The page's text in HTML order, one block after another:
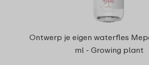
Ontwerp je eigen waterfles
ml - Growing plant